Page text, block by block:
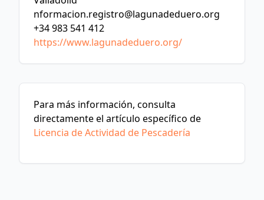
nformacion.registro@lagunadeduero.org
+34 983 541 412
https://www.lagunadeduero.org/
Para más información, consulta
directamente el artículo específico de
Licencia de Actividad de Pescadería